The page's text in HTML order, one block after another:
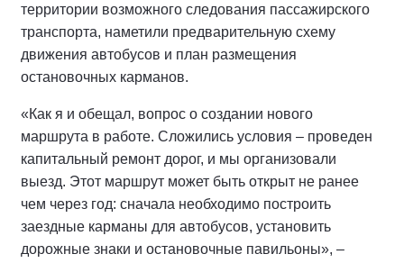
территории возможного следования пассажирского
транспорта, наметили предварительную схему
движения автобусов и план размещения
остановочных карманов.
«Как я и обещал, вопрос о создании нового
маршрута в работе. Сложились условия – проведен
капитальный ремонт дорог, и мы организовали
выезд. Этот маршрут может быть открыт не ранее
чем через год: сначала необходимо построить
заездные карманы для автобусов, установить
дорожные знаки и остановочные павильоны», –